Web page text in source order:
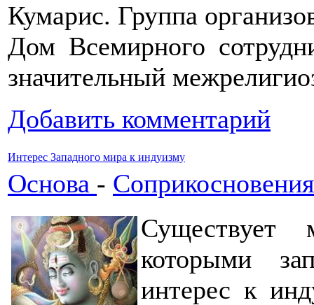
Кумарис. Группа
Дом Всемирного
значительный
Добавить комментарий
Интерес Западного мира к индуизму
Основа -
Существует
которыми
интерес к